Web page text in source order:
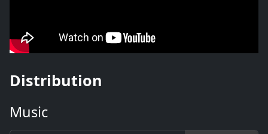
Distribution
Music